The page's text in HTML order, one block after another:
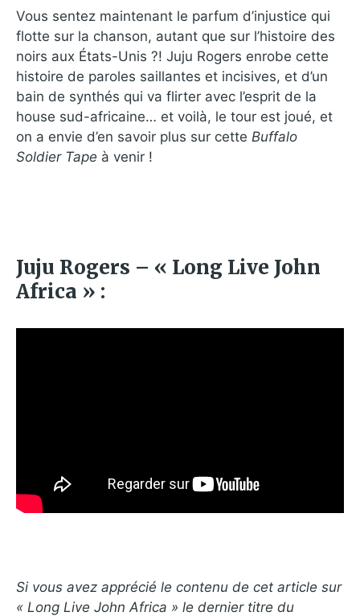
Vous sentez maintenant le parfum d’injustice qui
flotte sur la chanson, autant que sur l’histoire des
noirs aux États-Unis ?! Juju Rogers enrobe cette
histoire de paroles saillantes et incisives, et d’un
bain de synthés qui va flirter avec l’esprit de la
house sud-africaine… et voilà, le tour est joué, et
on a envie d’en savoir plus sur cette Buffalo
Soldier Tape à venir !
Juju Rogers – « Long Live John
Africa » :
Si vous avez apprécié le contenu de cet article sur
« Long Live John Africa » le dernier titre du